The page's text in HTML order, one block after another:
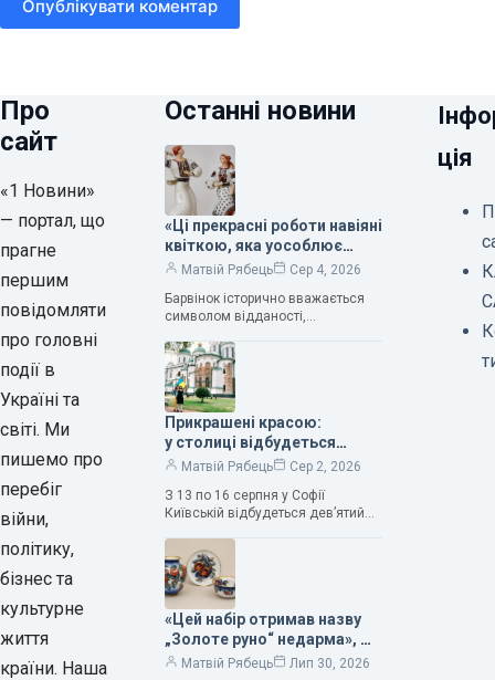
Опублікувати коментар
Про
сайт
«1 Новини»
— портал, що
прагне
першим
повідомляти
про головні
події в
Україні та
світі. Ми
пишемо про
перебіг
війни,
політику,
бізнес та
культурне
життя
країни. Наша
Останні новини
«Ці прекрасні роботи навіяні
квіткою, яка уособлює
нескінченне кохання», —
Людмила Карпінська-
Романюк
Матвій Рябець
Сер 4, 2026
Барвінок історично вважається
символом відданості,
та тривалого подружнього союзу.
Саме тому ця рослина надихала і
продовжує надихати митців на
Прикрашені красою:
у столиці відбудеться
дев’ятий фестиваль
Матвій Рябець
Сер 2, 2026
З 13 по 16 серпня у Софії
Київській відбудеться дев’ятий
мистецтв Bouquet Kyiv Stage. Ця
подія традиційно…
«Цей набір отримав назву
„Золоте руно“ недарма», —
колекціонерка Людмила
Матвій Рябець Лип 30, 2026
ція